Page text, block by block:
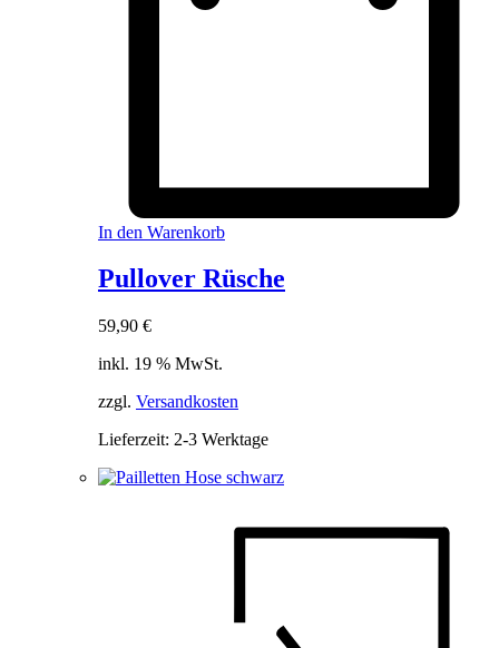
In den Warenkorb
Pullover Rüsche
59,90 €
inkl. 19 % MwSt.
zzgl. Versandkosten
Lieferzeit: 2-3 Werktage